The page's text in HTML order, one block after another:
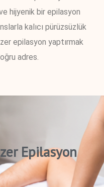
hijyenik bir epilasyon
kalıcı pürüzsüzlük
epilasyon yaptırmak
adres.
Epilasyon